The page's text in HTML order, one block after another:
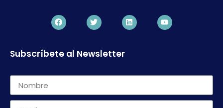
Subscríbete al Newsletter